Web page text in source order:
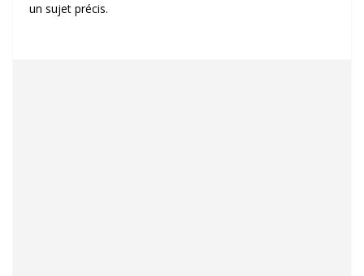
un sujet précis.